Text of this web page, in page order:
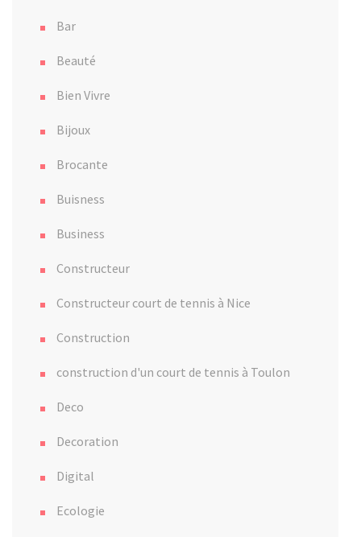
Bar
Beauté
Bien Vivre
Bijoux
Brocante
Buisness
Business
Constructeur
Constructeur court de tennis à Nice
Construction
construction d'un court de tennis à Toulon
Deco
Decoration
Digital
Ecologie